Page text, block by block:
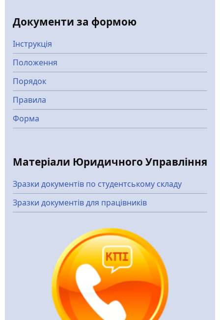
Документи за формою
Інструкція
Положення
Порядок
Правила
Форма
Матеріали Юридичного Управління
Зразки документів по студентському складу
Зразки документів для працівників